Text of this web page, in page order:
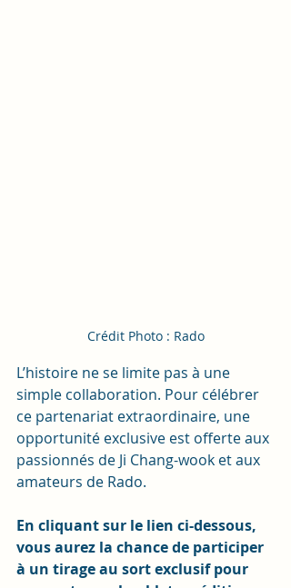
Crédit Photo : Rado
L’histoire ne se limite pas à une
simple collaboration. Pour célébrer
ce partenariat extraordinaire, une
opportunité exclusive est offerte aux
passionnés de Ji Chang-wook et aux
amateurs de Rado.
En cliquant sur le lien ci-dessous,
vous aurez la chance de participer
à un tirage au sort exclusif pour